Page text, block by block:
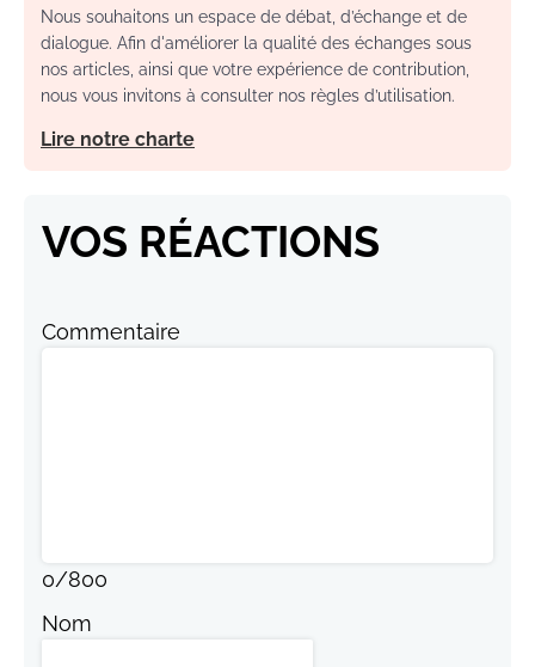
Nous souhaitons un espace de débat, d’échange et de
dialogue. Afin d'améliorer la qualité des échanges sous
nos articles, ainsi que votre expérience de contribution,
nous vous invitons à consulter nos règles d’utilisation.
Lire notre charte
VOS RÉACTIONS
Commentaire
0/800
Nom